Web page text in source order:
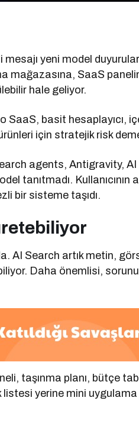
yeni model
mağazasına, SaaS
hale geliyor.
basit hesaplayıcı,
için stratejik risk
agents, Antigravity,
tanıtmadı. Kullanıcının
bir sisteme taşıdı.
AI Search artık metin,
Daha önemlisi,
taşınma planı, bütçe
yerine mini